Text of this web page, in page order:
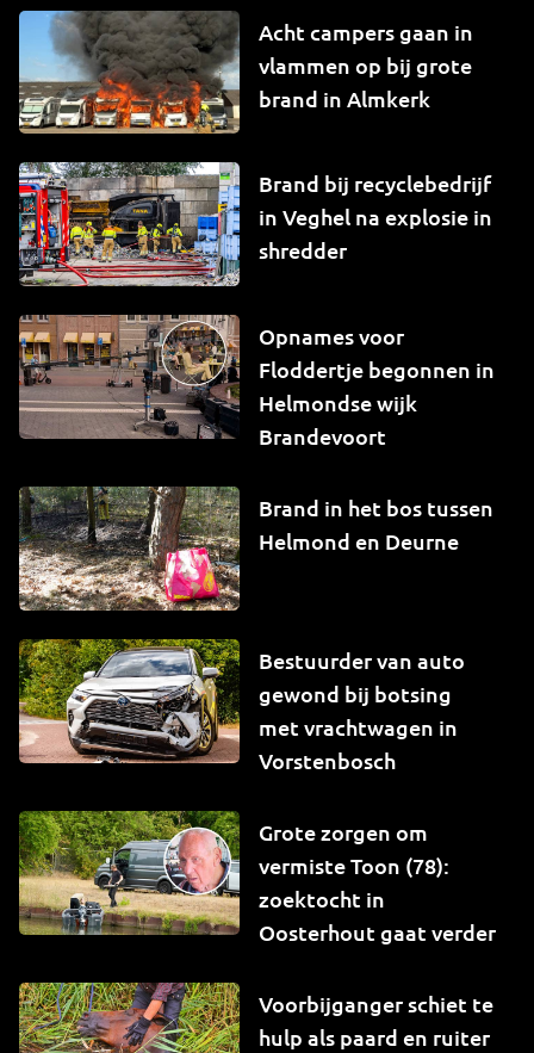
Acht campers gaan in
vlammen op bij grote
brand in Almkerk
Brand bij recyclebedrijf
in Veghel na explosie in
shredder
Opnames voor
Floddertje begonnen in
Helmondse wijk
Brandevoort
Brand in het bos tussen
Helmond en Deurne
Bestuurder van auto
gewond bij botsing
met vrachtwagen in
Vorstenbosch
Grote zorgen om
vermiste Toon (78):
zoektocht in
Oosterhout gaat verder
Voorbijganger schiet te
hulp als paard en ruiter